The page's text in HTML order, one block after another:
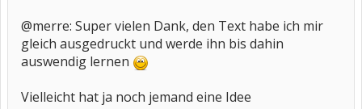
@merre: Super vielen Dank, den Text habe ich mir
gleich ausgedruckt und werde ihn bis dahin
auswendig lernen
Vielleicht hat ja noch jemand eine Idee